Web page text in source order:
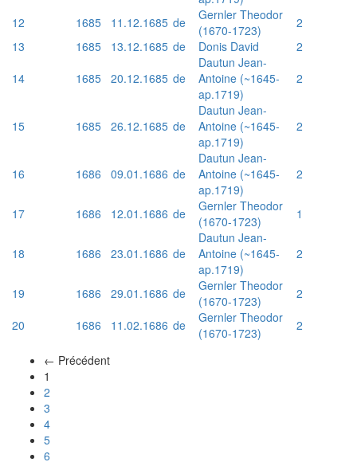
12 1685 11.12.1685 de
Gernler Theodor
(1670-1723)
2
13
1685 13.12.1685 de Donis David
2
14
1685 20.12.1685 de
Dautun Jean-
Antoine (~1645-
ap.1719)
2
15 1685 26.12.1685 de
Dautun Jean-
Antoine (~1645-
ap.1719)
2
16 1686 09.01.1686 de
Dautun Jean-
Antoine (~1645-
ap.1719)
2
17 1686 12.01.1686 de
Gernler Theodor
(1670-1723)
1
18 1686 23.01.1686 de
Dautun Jean-
Antoine (~1645-
ap.1719)
2
19 1686 29.01.1686 de
Gernler Theodor
(1670-1723)
2
20
1686 11.02.1686 de
Gernler Theodor
(1670-1723)
2
← Précédent
1
2
3
4
5
6